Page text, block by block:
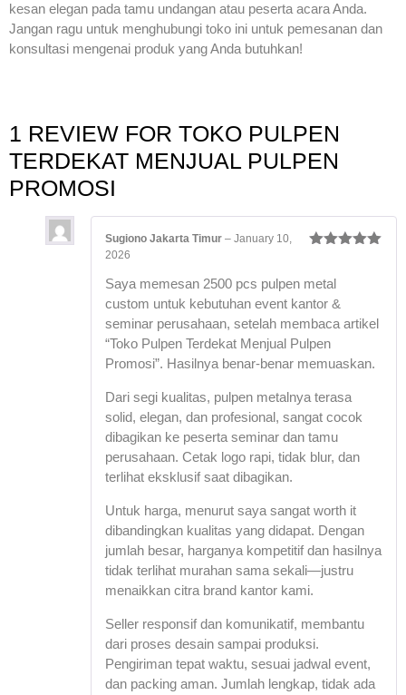
kesan elegan pada tamu undangan atau peserta acara Anda.
Jangan ragu untuk menghubungi toko ini untuk pemesanan dan
konsultasi mengenai produk yang Anda butuhkan!
1 REVIEW FOR TOKO PULPEN
TERDEKAT MENJUAL PULPEN
PROMOSI
Sugiono Jakarta Timur – January 10,
2026
Saya memesan 2500 pcs pulpen metal
custom untuk kebutuhan event kantor &
seminar perusahaan, setelah membaca artikel
“Toko Pulpen Terdekat Menjual Pulpen
Promosi”. Hasilnya benar-benar memuaskan.
Dari segi kualitas, pulpen metalnya terasa
solid, elegan, dan profesional, sangat cocok
dibagikan ke peserta seminar dan tamu
perusahaan. Cetak logo rapi, tidak blur, dan
terlihat eksklusif saat dibagikan.
Untuk harga, menurut saya sangat worth it
dibandingkan kualitas yang didapat. Dengan
jumlah besar, harganya kompetitif dan hasilnya
tidak terlihat murahan sama sekali—justru
menaikkan citra brand kantor kami.
Seller responsif dan komunikatif, membantu
dari proses desain sampai produksi.
Pengiriman tepat waktu, sesuai jadwal event,
dan packing aman. Jumlah lengkap, tidak ada